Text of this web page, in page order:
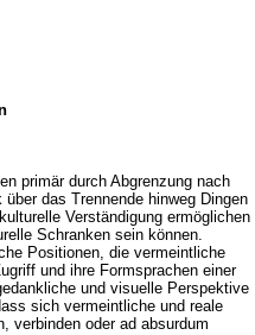
primär durch Abgrenzung nach
das Trennende hinweg Dingen
Verständigung ermöglichen
Schranken sein können.
Positionen, die vermeintliche
und ihre Formsprachen einer
und visuelle Perspektive
sich vermeintliche und reale
verbinden oder ad absurdum